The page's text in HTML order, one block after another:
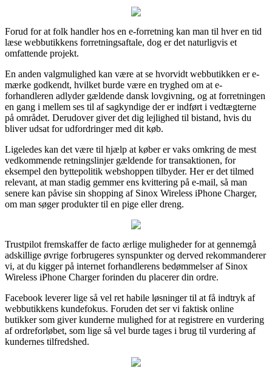
Forud for at folk handler hos en e-forretning kan man til hver en tid
læse webbutikkens forretningsaftale, dog er det naturligvis et
omfattende projekt.
En anden valgmulighed kan være at se hvorvidt webbutikken er e-
mærke godkendt, hvilket burde være en tryghed om at e-
forhandleren adlyder gældende dansk lovgivning, og at forretningen
en gang i mellem ses til af sagkyndige der er indført i vedtægterne
på området. Derudover giver det dig lejlighed til bistand, hvis du
bliver udsat for udfordringer med dit køb.
Ligeledes kan det være til hjælp at køber er vaks omkring de mest
vedkommende retningslinjer gældende for transaktionen, for
eksempel den byttepolitik webshoppen tilbyder. Her er det tilmed
relevant, at man stadig gemmer ens kvittering på e-mail, så man
senere kan påvise sin shopping af Sinox Wireless iPhone Charger,
om man søger produkter til en pige eller dreng.
Trustpilot fremskaffer de facto ærlige muligheder for at gennemgå
adskillige øvrige forbrugeres synspunkter og derved rekommanderer
vi, at du kigger på internet forhandlerens bedømmelser af Sinox
Wireless iPhone Charger forinden du placerer din ordre.
Facebook leverer lige så vel ret habile løsninger til at få indtryk af
webbutikkens kundefokus. Foruden det ser vi faktisk online
butikker som giver kunderne mulighed for at registrere en vurdering
af ordreforløbet, som lige så vel burde tages i brug til vurdering af
kundernes tilfredshed.